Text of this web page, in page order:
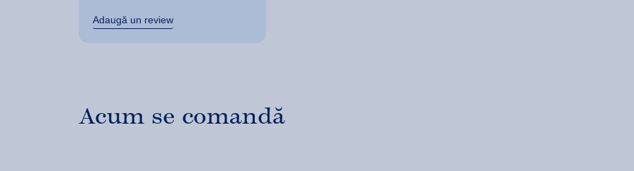
Adaugă un review
Acum se comandă